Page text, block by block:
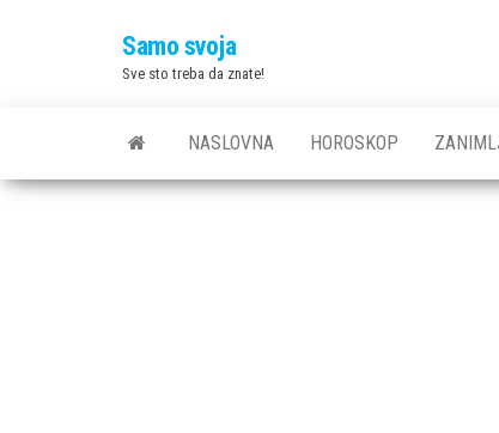
Samo svoja
Sve sto treba da znate!
NASLOVNA HOROSKOP